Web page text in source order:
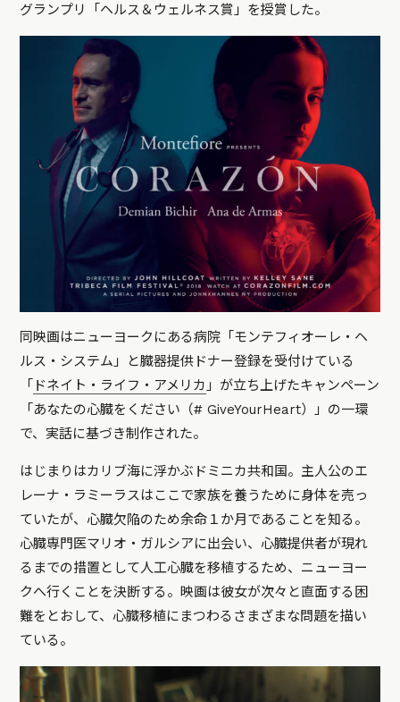
グランプリ「ヘルス＆ウェルネス賞」を授賞した。
同映画はニューヨークにある病院「モンテフィオーレ・ヘ
ルス・システム」と臓器提供ドナー登録を受付けている
「 ドネイト・ライフ・アメリカ 」が立ち上げたキャンペーン
「あなたの心臓をください（# GiveYourHeart）」の一環
で、実話に基づき制作された。
はじまりはカリブ海に浮かぶドミニカ共和国。主人公のエ
レーナ・ラミーラスはここで家族を養うために身体を売っ
ていたが、心臓欠陥のため余命１か月であることを知る。
心臓専門医マリオ・ガルシアに出会い、心臓提供者が現れ
るまでの措置として人工心臓を移植するため、ニューヨー
クへ行くことを決断する。映画は彼女が次々と直面する困
難をとおして、心臓移植にまつわるさまざまな問題を描い
ている。